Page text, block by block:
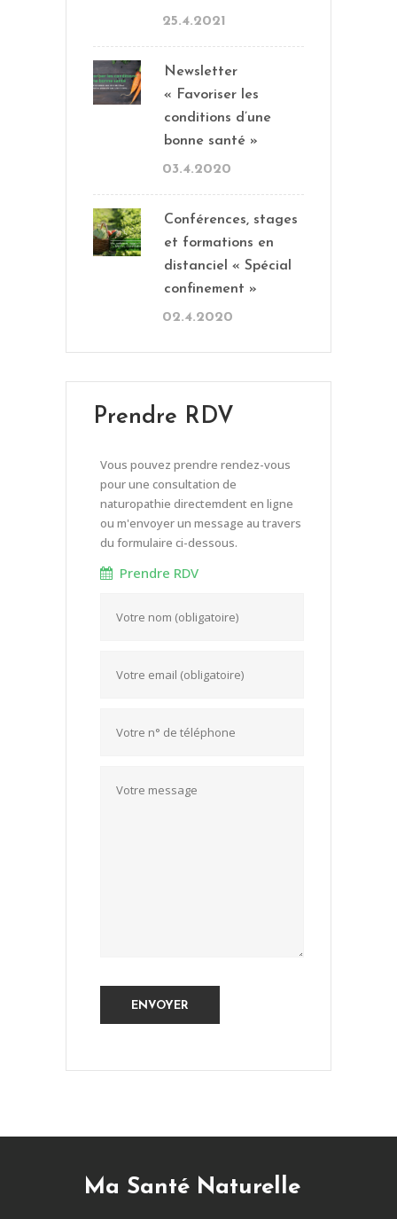
25.4.2021
Newsletter
« Favoriser les
conditions d’une
bonne santé »
03.4.2020
Conférences, stages
et formations en
distanciel « Spécial
confinement »
02.4.2020
Prendre RDV
Vous pouvez prendre rendez-vous
pour une consultation de
naturopathie directemdent en ligne
ou m'envoyer un message au travers
du formulaire ci-dessous.
Prendre RDV
Ma Santé Naturelle